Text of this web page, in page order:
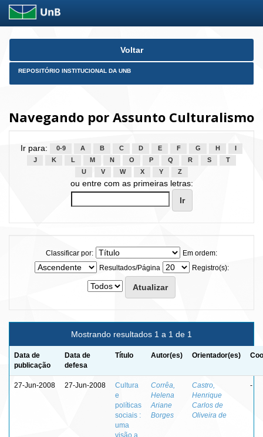
Skip
Voltar
REPOSITÓRIO INSTITUCIONAL DA UNB
Navegando por Assunto Culturalismo
Ir para: 0-9 A B C D E F G H
J
K L M N O P Q R S
T
U
V W X Y Z
ou entre com as primeiras letras:
Classificar por:
Em ordem:
Resultados/Página
Registro(s):
Mostrando resultados 1 a 1 de 1
Data de
publicação
Data de
defesa
Título Autor(es) Orientador(es)
27-Jun-2008 27-Jun-2008
Cultura
e
políticas
sociais :
uma
visão a
Corrêa,
Helena
Ariane
Borges
Castro,
Henrique
Carlos de
Oliveira de
-